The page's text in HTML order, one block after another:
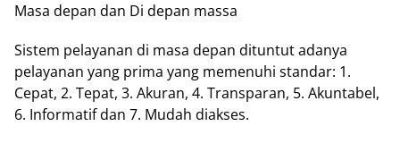
Masa depan dan Di depan massa
Sistem pelayanan di masa depan dituntut adanya
pelayanan yang prima yang memenuhi standar: 1.
Cepat, 2. Tepat, 3. Akuran, 4. Transparan, 5. Akuntabel,
6. Informatif dan 7. Mudah diakses.